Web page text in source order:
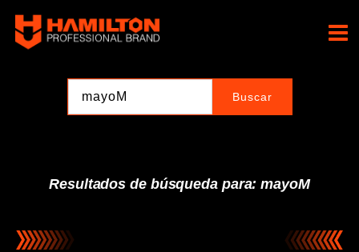
contenido
Resultados de búsqueda para: mayoM